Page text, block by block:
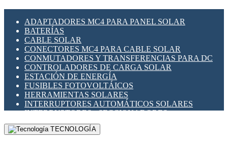
ADAPTADORES MC4 PARA PANEL SOLAR
BATERÍAS
CABLE SOLAR
CONECTORES MC4 PARA CABLE SOLAR
CONMUTADORES Y TRANSFERENCIAS PARA DC
CONTROLADORES DE CARGA SOLAR
ESTACIÓN DE ENERGÍA
FUSIBLES FOTOVOLTÁICOS
HERRAMIENTAS SOLARES
INTERRUPTORES AUTOMÁTICOS SOLARES
INTERRUPTORES - SECCIONADORES
FOTOVOLTÁICOS
MONTAJE PANEL SOLAR
TECNOLOGÍA